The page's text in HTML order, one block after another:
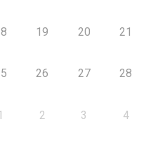
19 20 21
26 27 28
2 3 4